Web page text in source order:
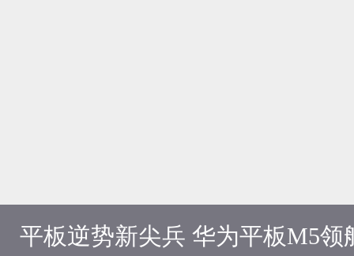
平板逆势新尖兵 华为平板M5领